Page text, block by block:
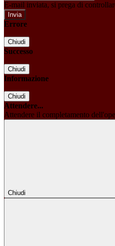
E-mail inviata, si prega di
Errore
Chiudi
Successo
Chiudi
Informazione
Chiudi
Attendere...
Attendere il completamento
Chiudi